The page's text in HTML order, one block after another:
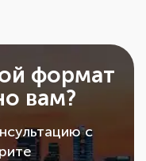
формат
вам?
с